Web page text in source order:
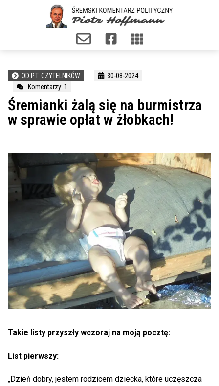
OD P.T. CZYTELNIKÓW
30-08-2024
Komentarzy: 1
Śremianki żalą się na burmistrza
w sprawie opłat w żłobkach!
Takie listy przyszły wczoraj na moją pocztę:
List pierwszy:
„Dzień dobry, jestem rodzicem dziecka, które uczęszcza